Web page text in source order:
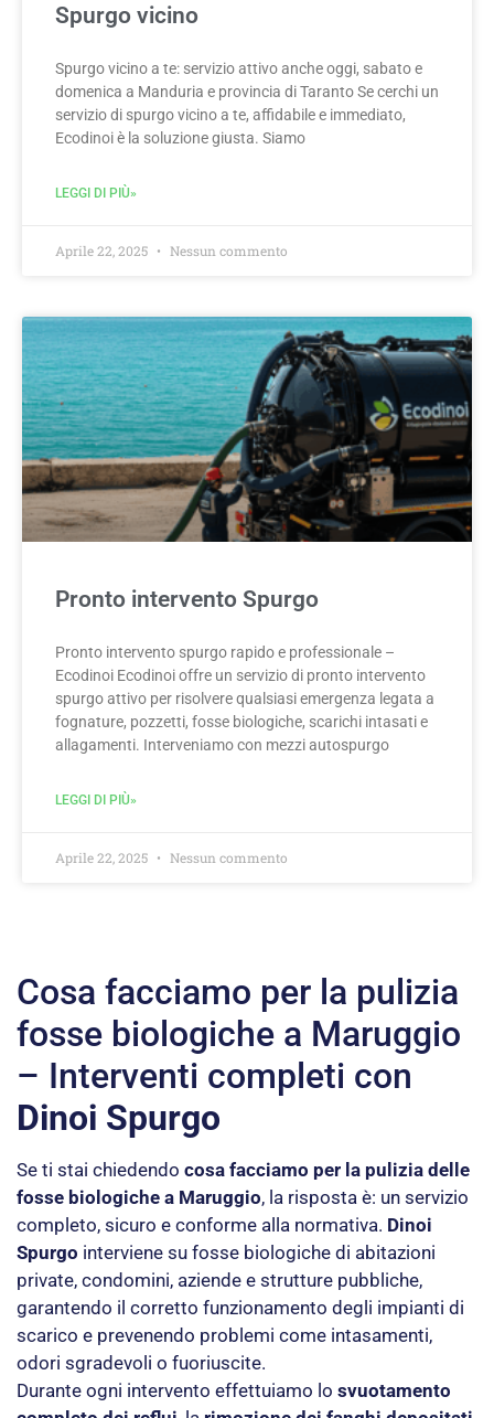
Spurgo vicino
Spurgo vicino a te: servizio attivo anche oggi, sabato e
domenica a Manduria e provincia di Taranto Se cerchi un
servizio di spurgo vicino a te, affidabile e immediato,
Ecodinoi è la soluzione giusta. Siamo
LEGGI DI PIÙ»
Aprile 22, 2025 Nessun commento
Pronto intervento Spurgo
Pronto intervento spurgo rapido e professionale –
Ecodinoi Ecodinoi offre un servizio di pronto intervento
spurgo attivo per risolvere qualsiasi emergenza legata a
fognature, pozzetti, fosse biologiche, scarichi intasati e
allagamenti. Interveniamo con mezzi autospurgo
LEGGI DI PIÙ»
Aprile 22, 2025 Nessun commento
Cosa facciamo per la pulizia
fosse biologiche a Maruggio
– Interventi completi con
Dinoi Spurgo
Se ti stai chiedendo cosa facciamo per la pulizia delle
fosse biologiche a Maruggio, la risposta è: un servizio
completo, sicuro e conforme alla normativa. Dinoi
Spurgo interviene su fosse biologiche di abitazioni
private, condomini, aziende e strutture pubbliche,
garantendo il corretto funzionamento degli impianti di
scarico e prevenendo problemi come intasamenti,
odori sgradevoli o fuoriuscite.
Durante ogni intervento effettuiamo lo svuotamento